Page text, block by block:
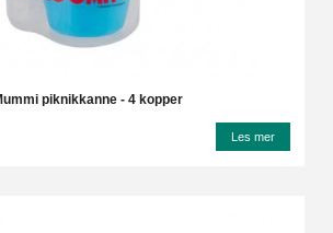
piknikkanne - 4 kopper
Les mer